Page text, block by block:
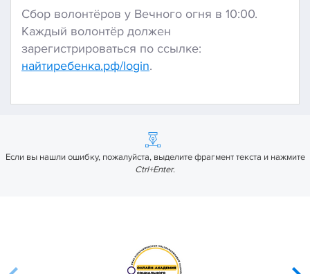
Сбор волонтёров у Вечного огня в 10:00.
Каждый волонтёр должен
зарегистрироваться по ссылке:
найтиребенка.рф/login.
Если вы нашли ошибку, пожалуйста, выделите фрагмент текста и нажмите
Ctrl+Enter.